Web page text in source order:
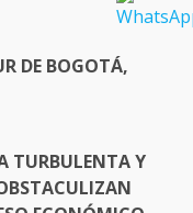
DE BOGOTÁ,
TURBULENTA Y